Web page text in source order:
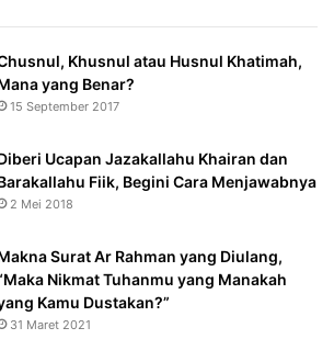
Khusnul atau Husnul Khatimah,
yang Benar?
15 September 2017
Ucapan Jazakallahu Khairan dan
Fiik, Begini Cara Menjawabnya
2 Mei 2018
Surat Ar Rahman yang Diulang,
Nikmat Tuhanmu yang Manakah
Kamu Dustakan?”
31 Maret 2021